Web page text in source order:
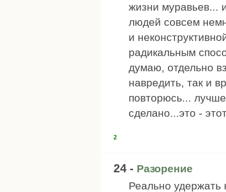
жизни муравьев...
людей совсем
и
радикальным
думаю, отдельно
навредить, так и
повторюсь...
сделано...это -
2
24 - Разорение
Реально удержать